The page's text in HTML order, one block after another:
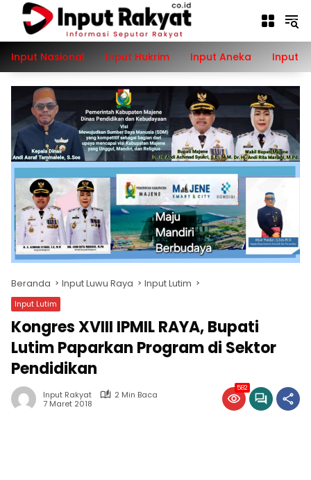
Langsung
konten
Input Nasional
Input Hukrim Input Aneka Input
Beranda Input Luwu Raya Input Lutim
Input Lutim
Kongres XVIII IPMIL RAYA, Bupati
Lutim Paparkan Program di Sektor
Pendidikan
Input Rakyat
2 Min Baca
7 Maret 2018
582